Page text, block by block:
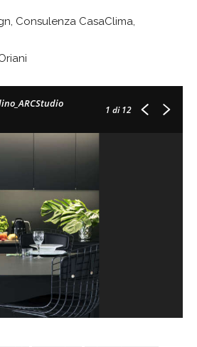
Consulenza CasaClima,
1 di 12